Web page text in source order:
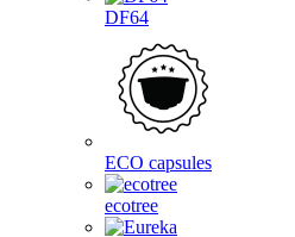
DF64
ECO capsules
ecotree